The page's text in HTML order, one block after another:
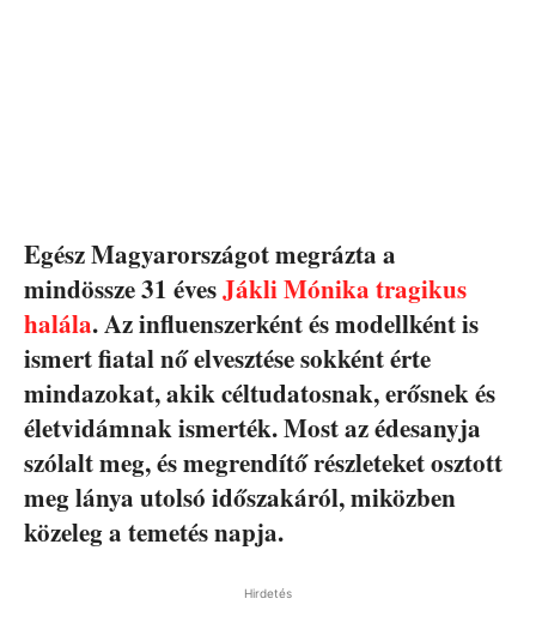
Egész Magyarországot megrázta a
mindössze 31 évesJákli Mónika tragikus
halála. Az influenszerként és modellként is
ismert fiatal nő elvesztése sokként érte
mindazokat, akik céltudatosnak, erősnek és
életvidámnak ismerték. Most az édesanyja
szólalt meg, és megrendítő részleteket osztott
meg lánya utolsó időszakáról, miközben
közeleg a temetés napja.
Hirdetés